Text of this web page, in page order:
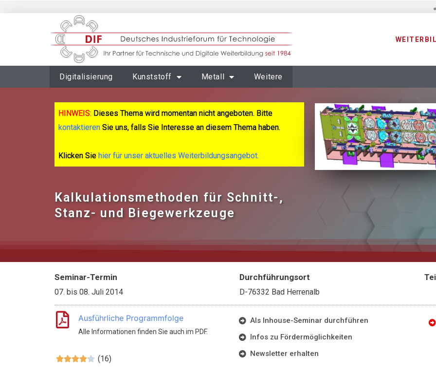
Digitalisierung Kunststoff Metall Weitere
HINWEIS: Dieses Thema wird momentan nicht angeboten. Bitte
kontaktieren Sie uns, falls Sie Interesse an diesem Thema haben.
Klicken Sie hier für unser aktuelles Weiterbildungsangebot.
Kalkulationsmethoden für Schnitt-,
Stanz- und Biegewerkzeuge
Seminar-Termin
07. bis 08. Juli 2014
Durchführungsort
D-76332 Bad Herrenalb
Ausführliche Programmfolge
Alle Informationen finden Sie auch im PDF.
 (16)
Als Inhouse-Seminar durchführen
Infos zu Fördermöglichkeiten
Newsletter erhalten